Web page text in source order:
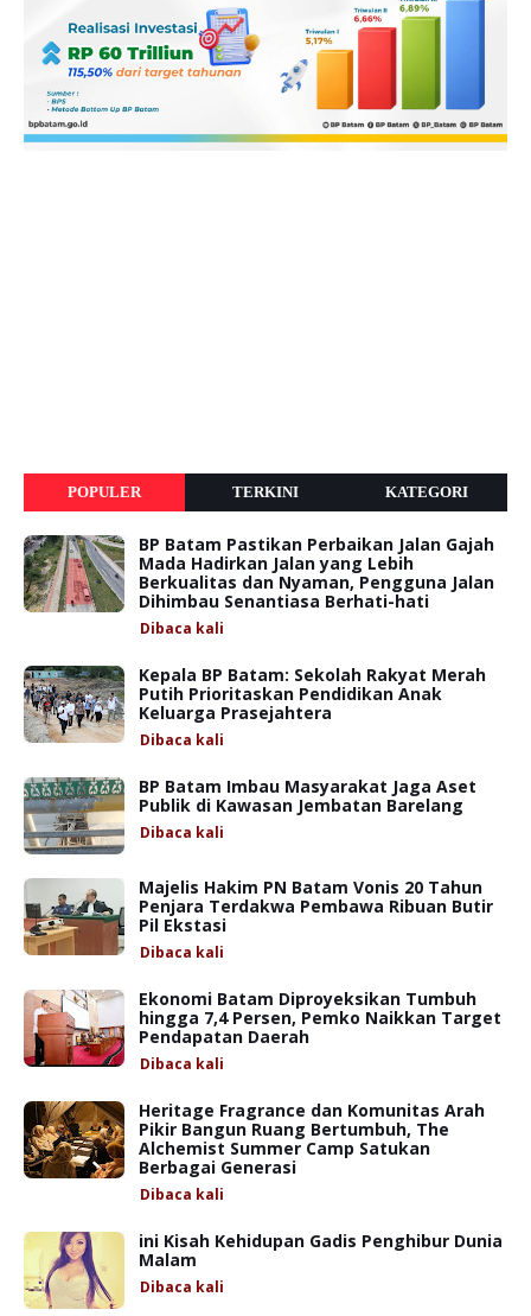
POPULER TERKINI KATEGORI
BP Batam Pastikan Perbaikan Jalan Gajah
Mada Hadirkan Jalan yang Lebih
Berkualitas dan Nyaman, Pengguna Jalan
Dihimbau Senantiasa Berhati-hati
Dibaca kali
Kepala BP Batam: Sekolah Rakyat Merah
Putih Prioritaskan Pendidikan Anak
Keluarga Prasejahtera
Dibaca kali
BP Batam Imbau Masyarakat Jaga Aset
Publik di Kawasan Jembatan Barelang
Dibaca kali
Majelis Hakim PN Batam Vonis 20 Tahun
Penjara Terdakwa Pembawa Ribuan Butir
Pil Ekstasi
Dibaca kali
Ekonomi Batam Diproyeksikan Tumbuh
hingga 7,4 Persen, Pemko Naikkan Target
Pendapatan Daerah
Dibaca kali
Heritage Fragrance dan Komunitas Arah
Pikir Bangun Ruang Bertumbuh, The
Alchemist Summer Camp Satukan
Berbagai Generasi
Dibaca kali
ini Kisah Kehidupan Gadis Penghibur Dunia
Malam
Dibaca kali